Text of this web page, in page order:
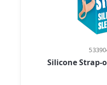
Silicone Strap-